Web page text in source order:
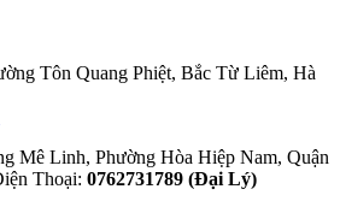
Tôn Quang Phiệt, Bắc Từ Liêm, Hà
Mê Linh, Phường Hòa Hiệp Nam, Quận
Thoại: 0762731789 (Đại Lý)